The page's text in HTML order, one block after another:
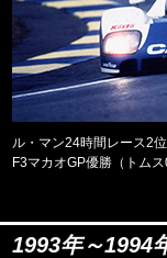
ル・マン24時間レース2位
F3マカオGP優勝（トムス
1993年～1994